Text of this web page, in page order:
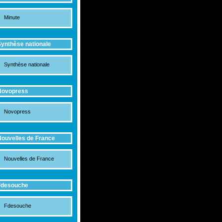
Minute
nationale
Synthèse nationale
Novopress
de France
Nouvelles de France
Fdesouche